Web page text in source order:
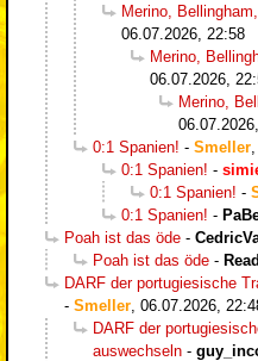
Merino, Bellingham,
06.07.2026, 22:58
Merino,
06.07.2026,
Merino,
0:1 Spanien! - Smeller
0:1 Spanien! -
0:1 Spanien! -
0:1 Spanien! -
Poah ist das öde -
Poah ist das öde -
DARF der portugiesische
- Smeller 06.07.2026,
DARF der
auswechseln -